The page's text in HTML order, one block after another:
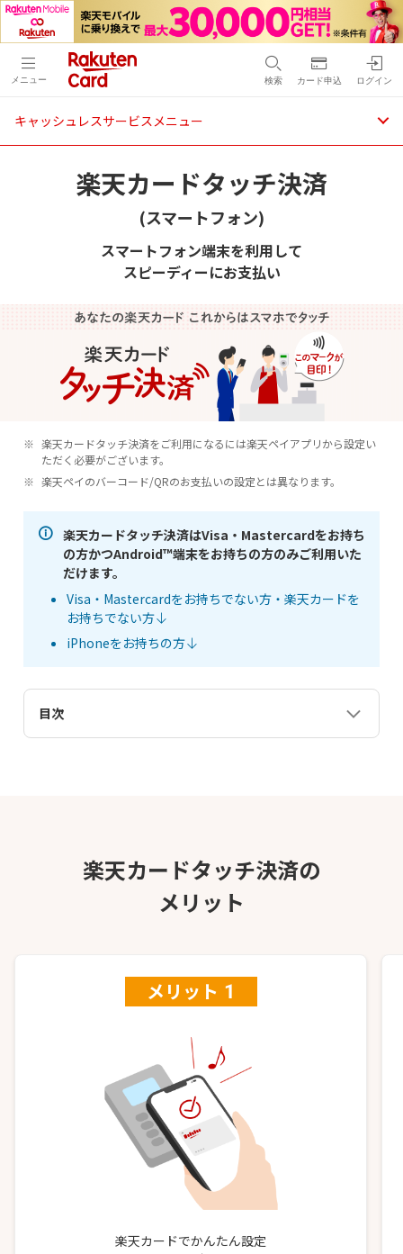
メニュー 検索 カード申込 ログイン
キャッシュレスサービスメニュー
楽天カードタッチ決済
(スマートフォン)
スマートフォン端末を利用して
スピーディーにお支払い
楽天カードタッチ決済をご利用になるには楽天ペイアプリから設定い
ただく必要がございます。
楽天ペイのバーコード/QRのお支払いの設定とは異なります。
楽天カードタッチ決済はVisa・Mastercardをお持ち
の方かつAndroid™端末をお持ちの方のみご利用いた
だけます。
Visa・Mastercardをお持ちでない方・楽天カードを
お持ちでない方
iPhoneをお持ちの方
目次
楽天カードタッチ決済の
メリット
メリット 1
楽天カードでかんたん設定